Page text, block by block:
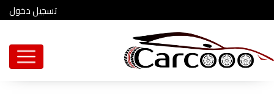
تسجيل دخول